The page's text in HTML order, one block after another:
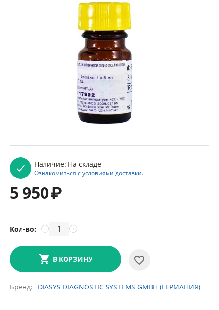
Наличие: На складе
Ознакомиться с условиями доставки.
5 950₽
Кол-во: +
−
В КОРЗИНУ
Бренд DIASYS DIAGNOSTIC SYSTEMS GMBH (ГЕРМАНИЯ)